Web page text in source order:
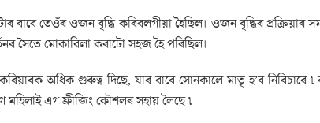
বাবে তেওঁৰ ওজন বৃদ্ধি কৰিবলগীয়া হৈছিল। ওজন বৃদ্ধিৰ
সৈতে মোকাবিলা কৰাটো সহজ হৈ পৰিছিল।
অধিক গুৰুত্ব দিছে, যাৰ বাবে সোনকালে মাতৃ হ’ব নিবিচাৰে
মহিলাই এগ ফ্ৰীজিং কৌশলৰ সহায় লৈছে ৷